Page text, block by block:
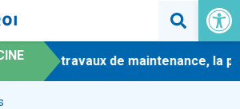
Ouvrir
de travaux de maintenance, la